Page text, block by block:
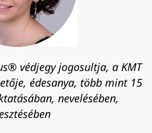
védjegy jogosultja, a KMT
édesanya, több mint 15
nevelésében,